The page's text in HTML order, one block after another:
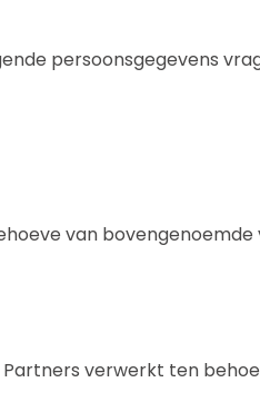
persoonsgegevens
van
verwerkt ten